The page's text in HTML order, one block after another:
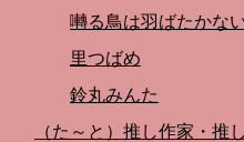
囀る鳥は羽ばたかな
里つばめ
鈴丸みんた
（た～と）推し作家・推